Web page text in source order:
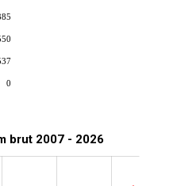
0
brut 2007 - 2026